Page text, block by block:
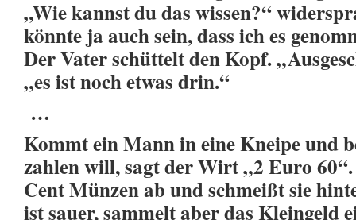
„Wie kannst du das wissen?“
könnte ja auch sein, dass ich es
Der Vater schüttelt den Kopf.
„es ist noch etwas drin.“
…
Kommt ein Mann in eine Kneipe und
zahlen will, sagt der Wirt „2 Euro
Cent Münzen ab und schmeißt sie
ist sauer, sammelt aber das Kleingeld